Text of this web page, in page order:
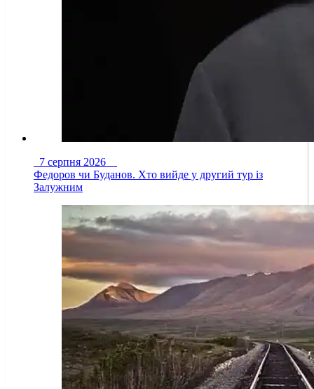
7 серпня 2026
Федоров чи Буданов. Хто вийде у другий тур із
Залужним